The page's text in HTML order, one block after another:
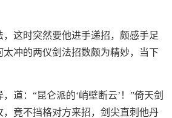
，这时突然要他进手递招，颇感手足
冲的两仪剑法招数颇为精妙，当下
道：“昆仑派的‘峭壁断云’！”倚天剑
竟不挡格对方来招，剑尖直刺他丹